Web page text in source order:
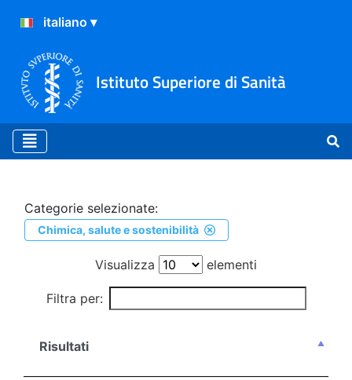
Istituto Superiore di Sanità
Ricerca
Categorie selezionate:
Chimica, salute e sostenibilità
Visualizza elementi
Filtra per:
Risultati